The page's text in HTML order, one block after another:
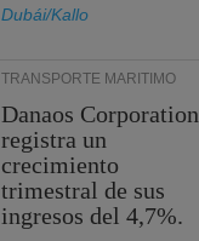
Dubái/Kallo
TRANSPORTE MARÍTIMO
Danaos Corporation
registra un
crecimiento
trimestral de sus
ingresos del 4,7%.